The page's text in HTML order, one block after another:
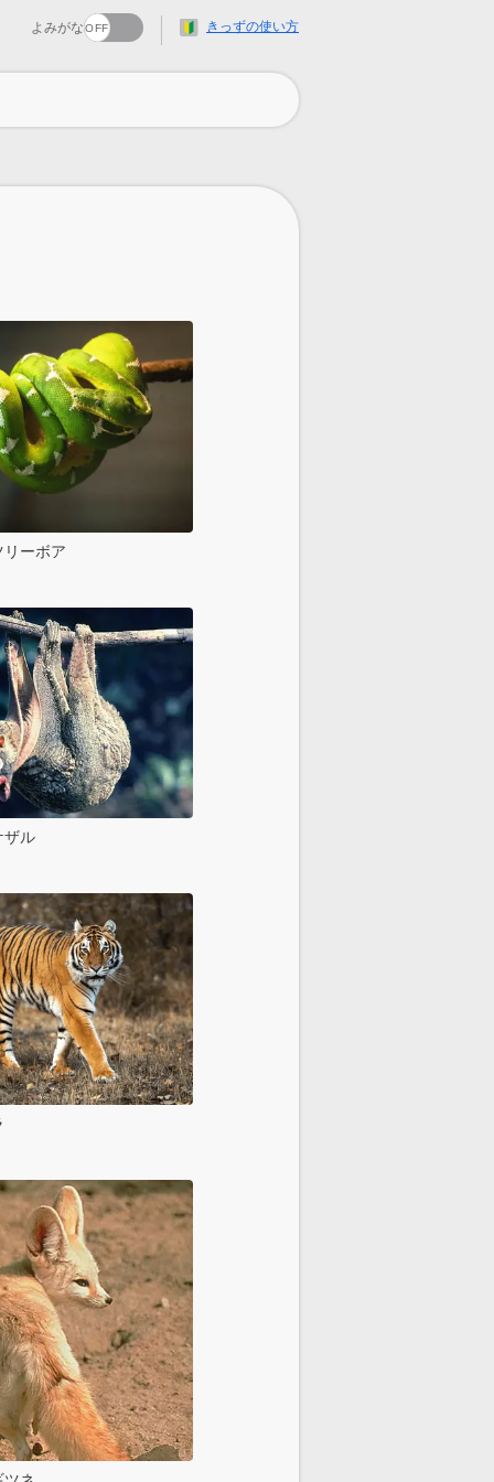
よみがな きっずの使い方
ーボア
ザル